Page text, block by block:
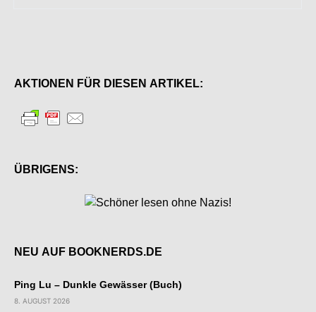
AKTIONEN FÜR DIESEN ARTIKEL:
ÜBRIGENS:
NEU AUF BOOKNERDS.DE
Ping Lu – Dunkle Gewässer (Buch)
8. AUGUST 2026